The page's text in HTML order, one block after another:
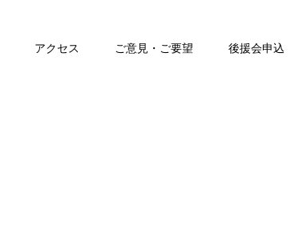
アクセス ご意見・ご要望 後援会申込